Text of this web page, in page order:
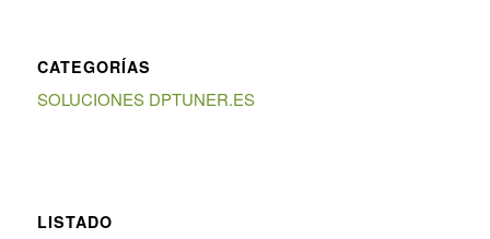
CATEGORÍAS
SOLUCIONES DPTUNER.ES
LISTADO